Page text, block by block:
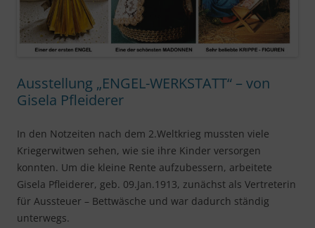
Ausstellung „ENGEL-WERKSTATT“ – von
Gisela Pfleiderer
In den Notzeiten nach dem 2.Weltkrieg mussten viele
Kriegerwitwen sehen, wie sie ihre Kinder versorgen
konnten. Um die kleine Rente aufzubessern, arbeitete
Gisela Pfleiderer, geb. 09.Jan.1913, zunächst als Vertreterin
für Aussteuer – Bettwäsche und war dadurch ständig
unterwegs.